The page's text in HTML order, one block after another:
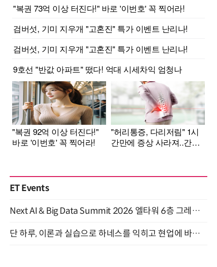
ET Events
Next AI & Big Data Summit 2026 엘타워 6층 그레이스홀 개최 (9/18)
단 하루, 이론과 실습으로 하네스를 익히고 현업에 바로 쓰는 핸즈온 워크숍 (8/20)